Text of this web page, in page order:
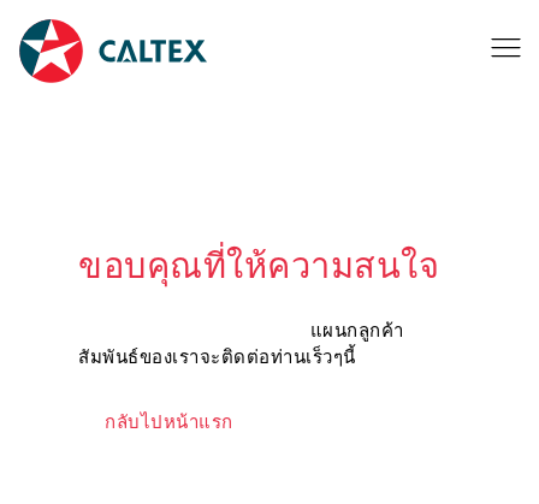
ขอบคุณที่ให้ความสนใจ
แผนกลูกค้า
สัมพันธ์ของเราจะติดต่อท่านเร็วๆนี้
กลับไปหน้าแรก